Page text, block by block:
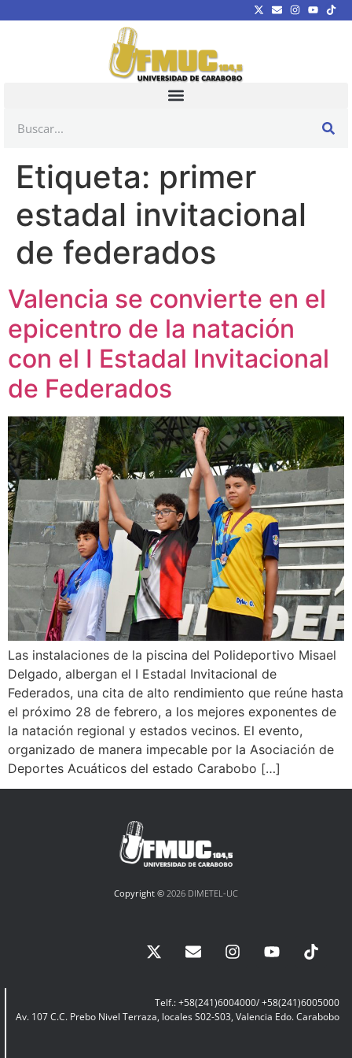
Etiqueta: primer
estadal invitacional
de federados
Valencia se convierte en el
epicentro de la natación
con el I Estadal Invitacional
de Federados
Las instalaciones de la piscina del Polideportivo Misael
Delgado, albergan el I Estadal Invitacional de
Federados, una cita de alto rendimiento que reúne hasta
el próximo 28 de febrero, a los mejores exponentes de
la natación regional y estados vecinos. El evento,
organizado de manera impecable por la Asociación de
Deportes Acuáticos del estado Carabobo […]
Copyright © 2026 DIMETEL-UC
Telf.: +58(241)6004000/ +58(241)6005000
Av. 107 C.C. Prebo Nivel Terraza, locales S02-S03, Valencia Edo. Carabobo